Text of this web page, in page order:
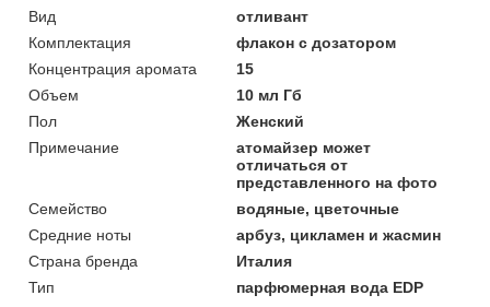
Вид
отливант
Комплектация
флакон с дозатором
Концентрация аромата
15
Объем
10 мл Гб
Пол
Женский
Примечание
атомайзер может
отличаться от
представленного на фото
Семейство
водяные, цветочные
Средние ноты
арбуз, цикламен и жасмин
Страна бренда
Италия
Тип
парфюмерная вода EDP